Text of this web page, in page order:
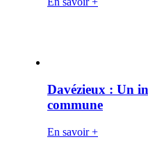
Davézieux : Un
commune
En savoir +